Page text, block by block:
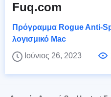
Fuq.com
Πρόγραμμα Rogue Anti-
λογισμικό Mac
Ιούνιος 26, 2023